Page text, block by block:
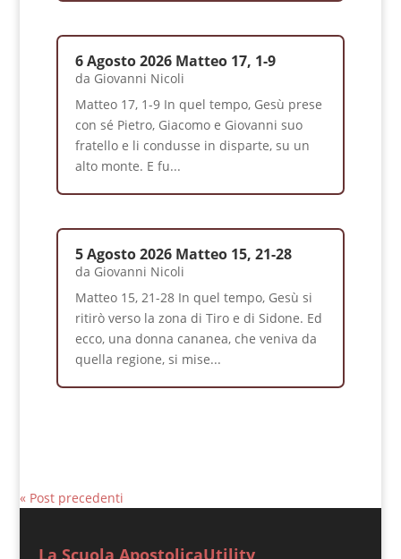
6 Agosto 2026 Matteo 17, 1-9
da Giovanni Nicoli
Matteo 17, 1-9 In quel tempo, Gesù prese
con sé Pietro, Giacomo e Giovanni suo
fratello e li condusse in disparte, su un
alto monte. E fu...
5 Agosto 2026 Matteo 15, 21-28
da Giovanni Nicoli
Matteo 15, 21-28 In quel tempo, Gesù si
ritirò verso la zona di Tiro e di Sidone. Ed
ecco, una donna cananea, che veniva da
quella regione, si mise...
« Post precedenti